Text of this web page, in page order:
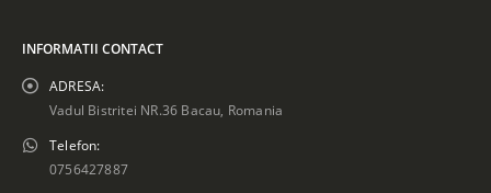
INFORMATII CONTACT
ADRESA:
Vadul Bistritei NR.36 Bacau, Romania
Telefon:
0756427887